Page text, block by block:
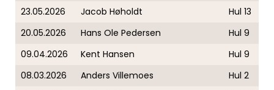
23.05.2026
Jacob Høholdt
Hul 13
20.05.2026
Hans Ole Pedersen
Hul 9
09.04.2026
Kent Hansen
Hul 9
08.03.2026
Anders Villemoes
Hul 2